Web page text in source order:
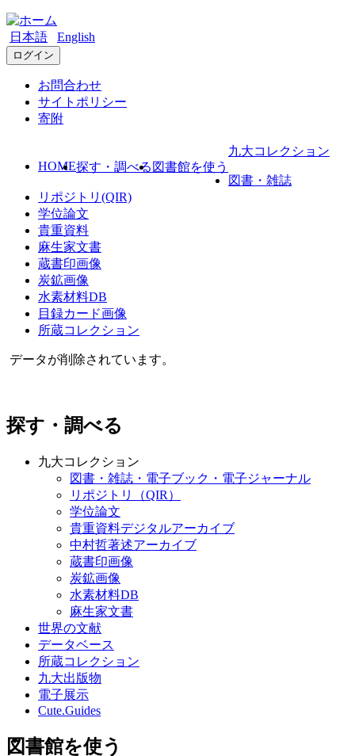
日本語 English
ログイン
お問合わせ
サイトポリシー
寄附
HOME探す・調べる 図書館を使う
九大コレクション
図書・雑誌
リポジトリ(QIR)
学位論文
貴重資料
麻生家文書
蔵書印画像
炭鉱画像
水素材料DB
目録カード画像
所蔵コレクション
データが削除されています。
探す・調べる
九大コレクション
図書・雑誌・電子ブック・電子ジャーナル
リポジトリ（QIR）
学位論文
貴重資料デジタルアーカイブ
中村哲著述アーカイブ
蔵書印画像
炭鉱画像
水素材料DB
麻生家文書
世界の文献
データベース
所蔵コレクション
九大出版物
電子展示
Cute.Guides
図書館を使う